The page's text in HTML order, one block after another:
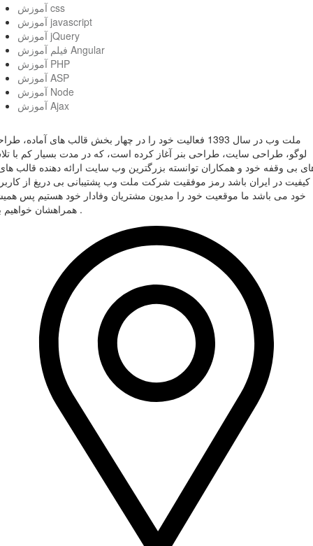
آموزش css
آموزش javascript
آموزش jQuery
فیلم آموزش Angular
آموزش PHP
آموزش ASP
آموزش Node
آموزش Ajax
ملت وب در سال 1393 فعالیت خود را در چهار بخش قالب های آماده،
لوگو، طراحی سایت، طراحی بنر آغاز کرده است، که در مدت بسیار کم با
بی وقفه خود و همکاران توانسته بزرگترین وب سایت ارائه دهنده قالب
کیفیت در ایران باشد رمز موفقیت شرکت ملت وب پشتیبانی بی دریغ از
خود می باشد ما موقعیت خود را مدیون مشتریان وفادار خود هستیم پس
همراهشان خواهیم بود .